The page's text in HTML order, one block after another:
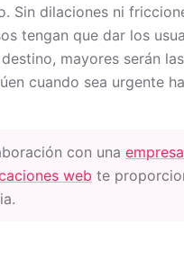
Sin dilaciones ni
tengan que dar los
mayores serán
cuando sea urgente
con una
web te